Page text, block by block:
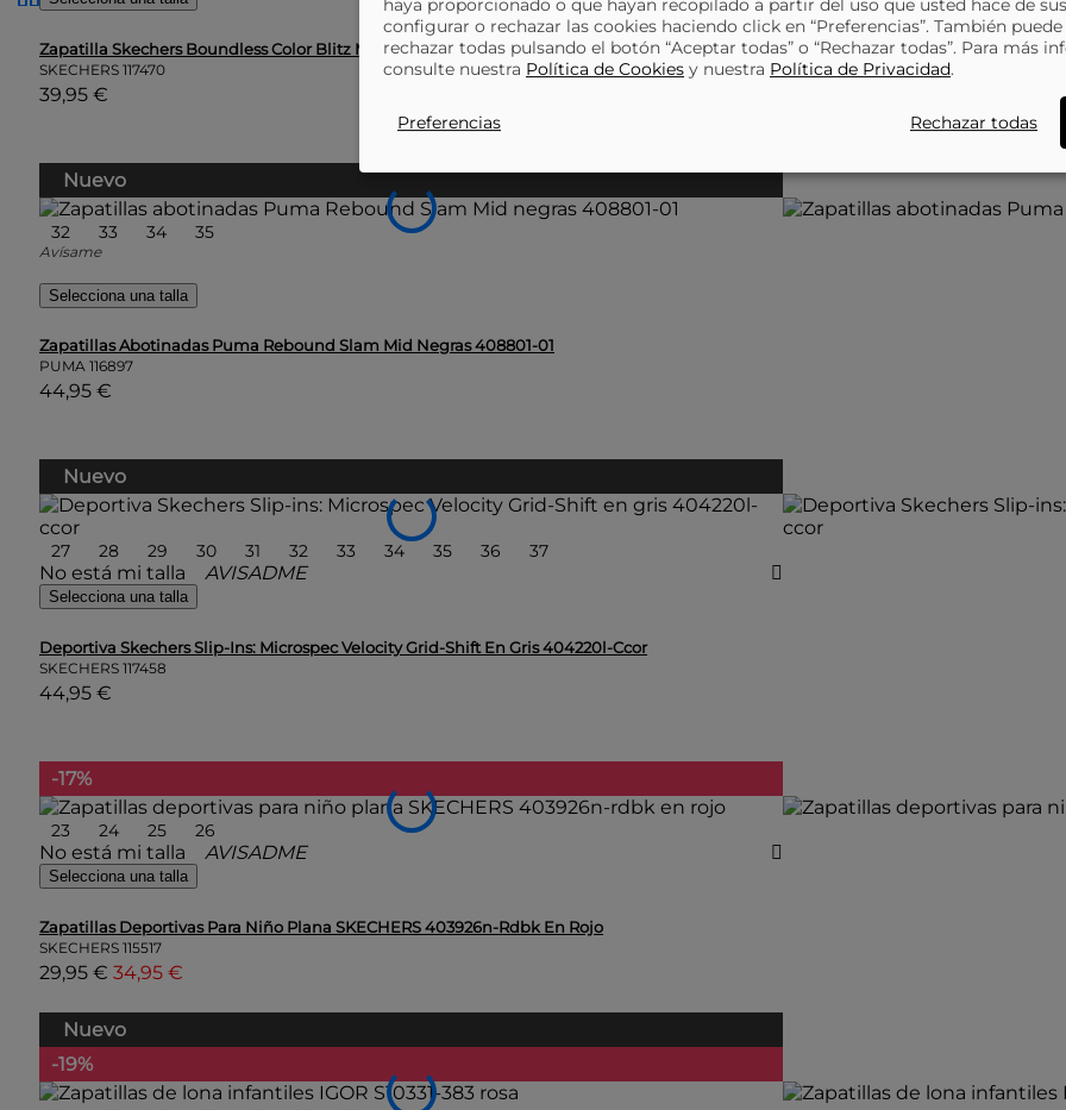
Zapatilla Skechers Boundless Color Blitz Multicolor 303599l-Ntmt
SKECHERS 117470
39,95 €
Nuevo
32 33 34 35
Avísame
Selecciona una talla
Zapatillas Abotinadas Puma Rebound Slam Mid Negras 408801-01
PUMA 116897
44,95 €
Nuevo
27 28 29 30 31 32 33 34 35 36 37
No está mi talla AVISADME
Selecciona una talla
Deportiva Skechers Slip-Ins: Microspec Velocity Grid-Shift En Gris 404220l-Ccor
SKECHERS 117458
44,95 €
-17%
23 24 25 26
No está mi talla AVISADME
Selecciona una talla
Zapatillas Deportivas Para Niño Plana SKECHERS 403926n-Rdbk En Rojo
SKECHERS 115517
29,95 € 34,95 €
Nuevo
-19%
haya proporcionado o que hayan recopilado a partir del uso que usted hace de
configurar o rechazar las cookies haciendo click en “Preferencias”. También
rechazar todas pulsando el botón “Aceptar todas” o “Rechazar todas”. Para más
consulte nuestra Política de Cookies y nuestra Política de Privacidad.
Preferencias Rechazar todas